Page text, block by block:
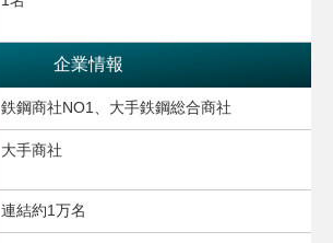
企業情報
鉄鋼商社NO1、大手鉄鋼総合商社
大手商社
連結約1万名